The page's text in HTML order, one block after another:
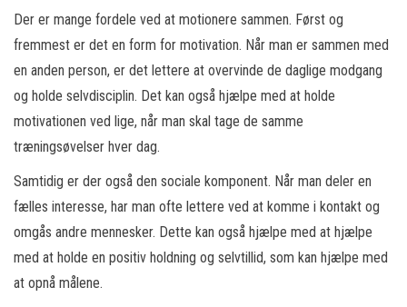
Der er mange fordele ved at motionere sammen. Først og
fremmest er det en form for motivation. Når man er sammen med
en anden person, er det lettere at overvinde de daglige modgang
og holde selvdisciplin. Det kan også hjælpe med at holde
motivationen ved lige, når man skal tage de samme
træningsøvelser hver dag.
Samtidig er der også den sociale komponent. Når man deler en
fælles interesse, har man ofte lettere ved at komme i kontakt og
omgås andre mennesker. Dette kan også hjælpe med at hjælpe
med at holde en positiv holdning og selvtillid, som kan hjælpe med
at opnå målene.